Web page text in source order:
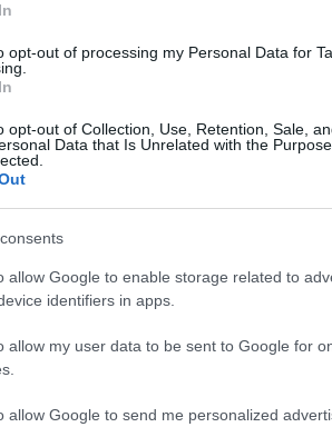
opt-out of processing my Personal Data for
opt-out of Collection, Use, Retention, Sale,
Data that Is Unrelated with the
allow Google to enable storage related to
identifiers in apps.
allow my user data to be sent to Google for
allow Google to send me personalized
az
új motorral
FORMA-1
Óriási fordulat